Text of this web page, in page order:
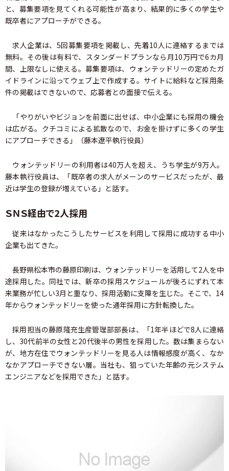
と、募集要項を見てくれる可能性が高まり、結果的に多くの学生や
既卒者にアプローチができる。
求人企業は、5回募集要項を掲載し、先着10人に連絡するまでは
無料。その後は有料で、スタンダードプランなら月10万円で6カ月
間、上限なしに使える。募集要項は、ウォンテッドリーの定めたガ
イドラインに沿ってウェブ上で作成する。サイトに給料など採用条
件の掲載はできないので、応募者との面接で伝える。
「やりがいやビジョンを前面に出せば、中小企業にも採用の機会
は広がる。クチコミによる拡散なので、お金を掛けずに多くの学生
にアプローチできる」（藤本遼平執行役員）
ウォンテッドリーの利用者は40万人を超え、うち学生が9万人。
藤本執行役員は、「既卒者の求人がメーンのサービスだったが、最
近は学生の登録が増えている」と話す。
ＳＮＳ経由で2人採用
従来はなかったこうしたサービスを利用して採用に成功する中小
企業も出てきた。
長野県松本市の藤原印刷は、ウォンテッドリーを活用して2人を中
途採用した。同社では、新卒の採用スケジュールが後ろにずれて本
来業務が忙しい3月と重なり、採用活動に支障を生じた。そこで、14
年からウォンテッドリーを使った通年採用に方針転換した。
採用担当の藤原隆充生産管理部部長は、「1年半ほどで8人に連絡
し、30代前半の女性と20代後半の男性を採用した。数は集まらない
が、地方在住でウォンテッドリーを見る人は情報感度が高く、なか
なかアプローチできない層。当社も、狙っていた年齢の元システム
エンジニアなどを採用できた」と話す。